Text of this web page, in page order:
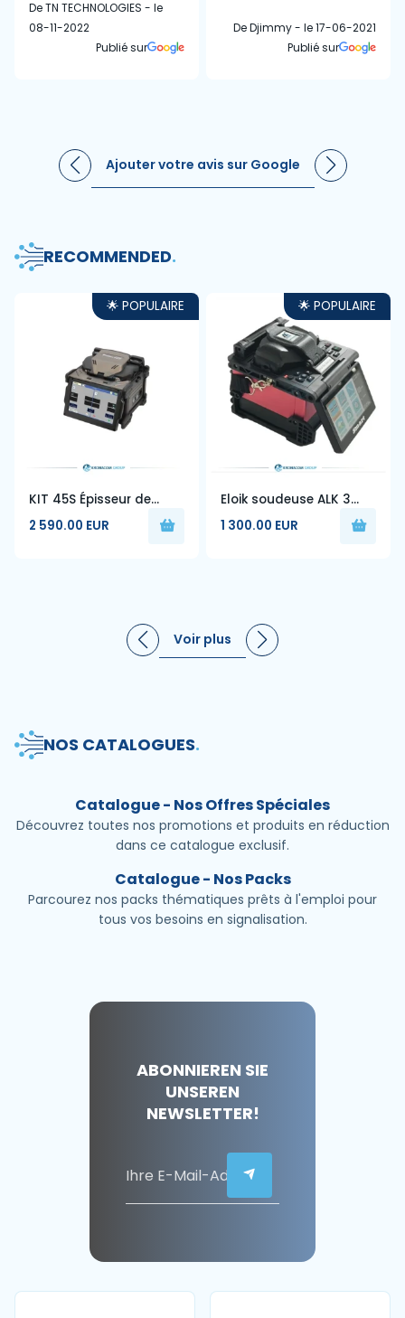
De TN TECHNOLOGIES - le
08-11-2022
Publié sur
De Djimmy - le 17-06-2021
Publié sur
Ajouter votre avis sur Google
RECOMMENDED.
🌟 POPULAIRE
KIT 45S Épisseur de
Cutter de précision CT-
2 590.00 EUR
🌟 POPULAIRE
Eloik soudeuse ALK 3
Technologie allemande
Fusion épisseuse ALK-A3
1 300.00 EUR
Voir plus
NOS CATALOGUES.
Catalogue - Nos Offres Spéciales
Découvrez toutes nos promotions et produits en réduction
dans ce catalogue exclusif.
Catalogue - Nos Packs
Parcourez nos packs thématiques prêts à l'emploi pour
tous vos besoins en signalisation.
ABONNIEREN SIE
UNSEREN
NEWSLETTER!